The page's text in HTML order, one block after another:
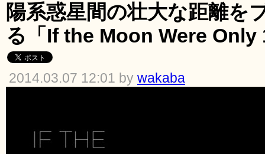
陽系惑星間の壮大な距離を
る「If the Moon Were Only
2014.03.07 12:01 by wakaba